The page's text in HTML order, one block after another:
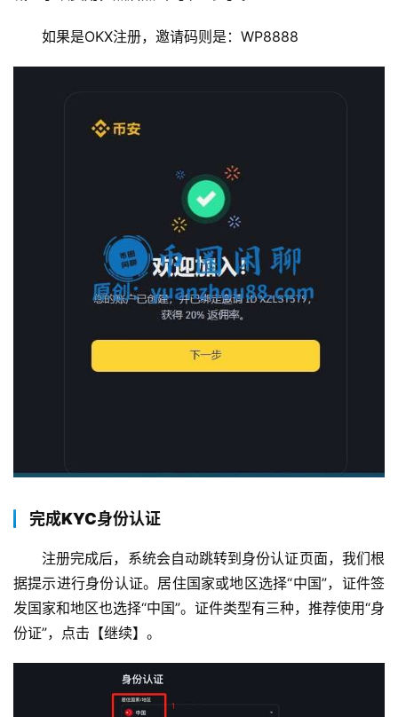
如果是OKX注册，邀请码则是：WP8888
完成KYC身份认证
注册完成后，系统会自动跳转到身份认证页面，我们根
据提示进行身份认证。居住国家或地区选择“中国”，证件签
发国家和地区也选择“中国”。证件类型有三种，推荐使用“身
份证”，点击【继续】。